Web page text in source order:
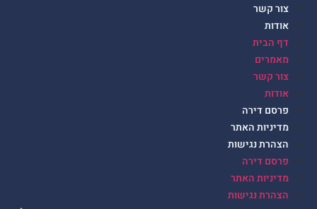
צור קשר
אודות
דף הבית
מאמרים
צור קשר
אודות
פרסם דירה
מדיניות האתר
הצהרת נגישות
פרסם דירה
מדיניות האתר
הצהרת נגישות